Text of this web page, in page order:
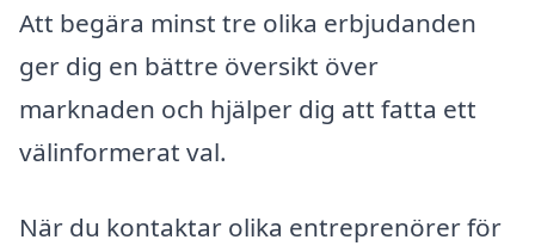
Att begära minst tre olika erbjudanden
ger dig en bättre översikt över
marknaden och hjälper dig att fatta ett
välinformerat val.
När du kontaktar olika entreprenörer för